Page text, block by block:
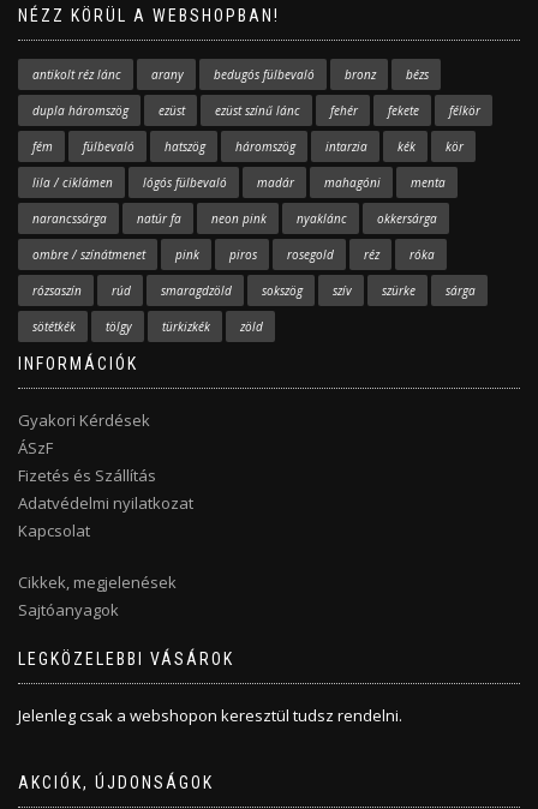
NÉZZ KÖRÜL A WEBSHOPBAN!
antikolt réz lánc arany bedugós fülbevaló bronz bézs
dupla háromszög ezüst ezüst színű lánc fehér fekete félkör
fém fülbevaló hatszög háromszög intarzia kék kör
lila / ciklámen lógós fülbevaló madár mahagóni menta
narancssárga natúr fa neon pink nyaklánc okkersárga
ombre / színátmenet pink piros rosegold réz róka
rózsaszín rúd smaragdzöld sokszög szív szürke sárga
sötétkék tölgy türkizkék zöld
INFORMÁCIÓK
Gyakori Kérdések
ÁSzF
Fizetés és Szállítás
Adatvédelmi nyilatkozat
Kapcsolat
Cikkek, megjelenések
Sajtóanyagok
LEGKÖZELEBBI VÁSÁROK
Jelenleg csak a webshopon keresztül tudsz rendelni.
AKCIÓK, ÚJDONSÁGOK